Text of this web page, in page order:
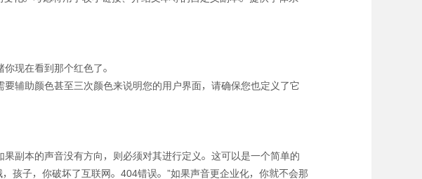
现在看到那个红色了。
辅助颜色甚至三次颜色来说明您的用户界面，请确保您也定义了它
副本的声音没有方向，则必须对其进行定义。这可以是一个简单的
孩子，你破坏了互联网。404错误。”如果声音更企业化，你就不会那